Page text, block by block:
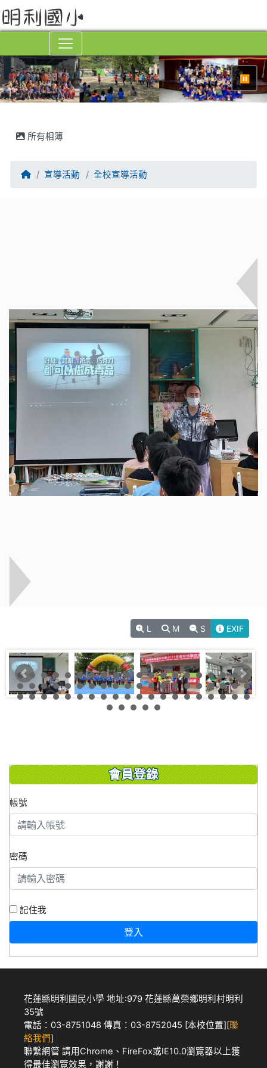
⏸
所有相簿
回首頁宣導活動 全校宣導活動
L M S EXIF
會員登錄
帳號
密碼
記住我
登入
花蓮縣明利國民小學 地址:979 花蓮縣萬榮鄉明利村明利
35號
電話：03-8751048 傳真：03-8752045 [本校位置][聯
絡我們]
聯繫網管 請用 Chrome 、 FireFox或IE10.0瀏覽器以上獲
得最佳瀏覽效果，謝謝！